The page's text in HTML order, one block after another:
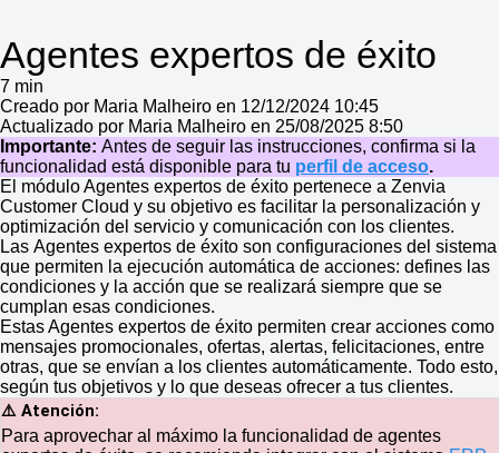
Agentes expertos de éxito
7 min
Creado por Maria Malheiro en 12/12/2024 10:45
Actualizado por Maria Malheiro en 25/08/2025 8:50
Importante: Antes de seguir las instrucciones, confirma si la
funcionalidad está disponible para tu perfil de acceso.
El módulo Agentes expertos de éxito pertenece a Zenvia
Customer Cloud y su objetivo es facilitar la personalización y
optimización del servicio y comunicación con los clientes.
Las Agentes expertos de éxito son configuraciones del sistema
que permiten la ejecución automática de acciones: defines las
condiciones y la acción que se realizará siempre que se
cumplan esas condiciones.
Estas Agentes expertos de éxito permiten crear acciones como
mensajes promocionales, ofertas, alertas, felicitaciones, entre
otras, que se envían a los clientes automáticamente. Todo esto,
según tus objetivos y lo que deseas ofrecer a tus clientes.
⚠️ Atención:
Para aprovechar al máximo la funcionalidad de agentes